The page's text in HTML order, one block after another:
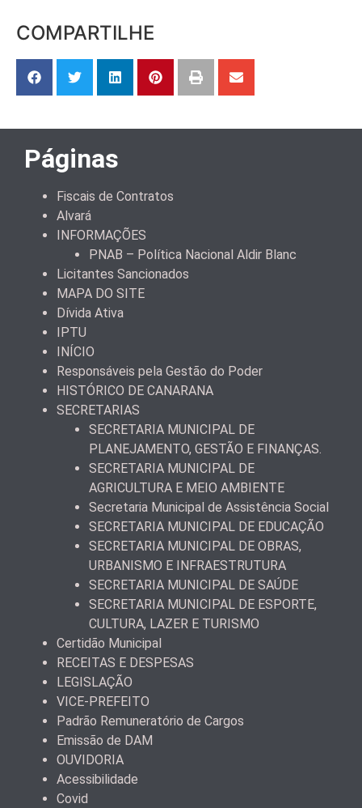
COMPARTILHE
Páginas
Fiscais de Contratos
Alvará
INFORMAÇÕES
PNAB – Política Nacional Aldir Blanc
Licitantes Sancionados
MAPA DO SITE
Dívida Ativa
IPTU
INÍCIO
Responsáveis pela Gestão do Poder
HISTÓRICO DE CANARANA
SECRETARIAS
SECRETARIA MUNICIPAL DE
PLANEJAMENTO, GESTÃO E FINANÇAS.
SECRETARIA MUNICIPAL DE
AGRICULTURA E MEIO AMBIENTE
Secretaria Municipal de Assistência Social
SECRETARIA MUNICIPAL DE EDUCAÇÃO
SECRETARIA MUNICIPAL DE OBRAS,
URBANISMO E INFRAESTRUTURA
SECRETARIA MUNICIPAL DE SAÚDE
SECRETARIA MUNICIPAL DE ESPORTE,
CULTURA, LAZER E TURISMO
Certidão Municipal
RECEITAS E DESPESAS
LEGISLAÇÃO
VICE-PREFEITO
Padrão Remuneratório de Cargos
Emissão de DAM
OUVIDORIA
Acessibilidade
Covid